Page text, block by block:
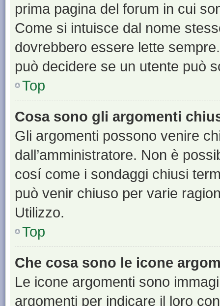
prima pagina del forum in cui
Come si intuisce dal nome
dovrebbero essere lette
può decidere se un utente può
Top
Cosa sono gli argomenti
Gli argomenti possono venire
dall’amministratore. Non è
cosí come i sondaggi chiusi
può venir chiuso per varie
Utilizzo.
Top
Che cosa sono le icone
Le icone argomenti sono
argomenti per indicare il loro